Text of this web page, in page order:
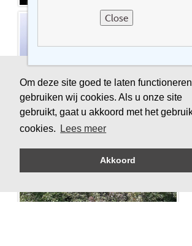
Om deze site goed te laten functioneren
gebruiken wij cookies. Als u onze site
gebruikt, gaat u akkoord met het
cookies.
Lees meer
Akkoord
Close